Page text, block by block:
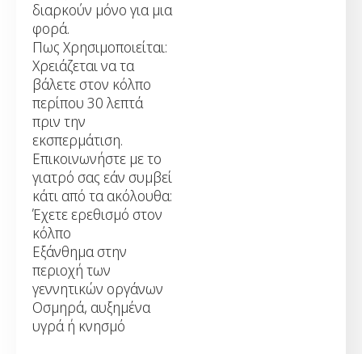
διαρκούν μόνο για μια
φορά.
Πως Χρησιμοποιείται:
Χρειάζεται να τα
βάλετε στον κόλπο
περίπου 30 λεπτά
πριν την
εκσπερμάτιση.
Eπικοινωνήστε με το
γιατρό σας εάν συμβεί
κάτι από τα ακόλουθα:
Έχετε ερεθισμό στον
κόλπο
Εξάνθημα στην
περιοχή των
γεννητικών οργάνων
Οσμηρά, αυξημένα
υγρά ή κνησμό